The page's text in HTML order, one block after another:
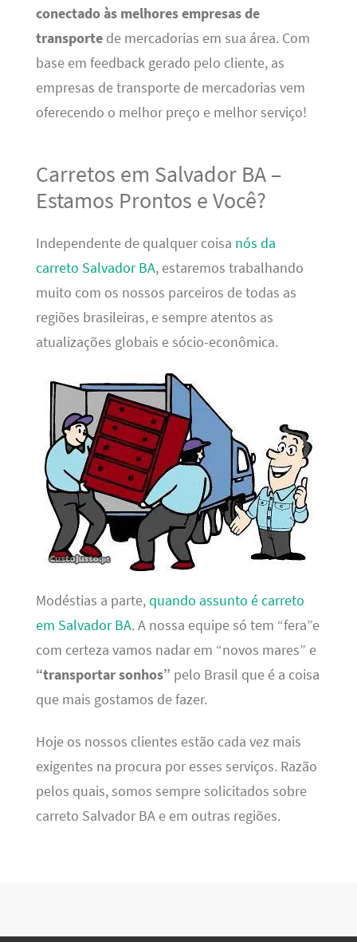
conectado às melhores empresas de
transportede mercadorias em sua área. Com
base em feedback gerado pelo cliente, as
empresas de transporte de mercadorias vem
oferecendo o melhor preço e melhor serviço!
Carretos em Salvador BA –
Estamos Prontos e Você?
Independente de qualquer coisa nós da
carreto Salvador BA, estaremos trabalhando
muito com os nossos parceiros de todas as
regiões brasileiras, e sempre atentos as
atualizações globais e sócio-econômica.
Modéstias a parte,quando assunto é carreto
em Salvador BA. A nossa equipe só tem “fera”e
com certeza vamos nadar em “novos mares” e
“transportar sonhos” pelo Brasil que é a coisa
que mais gostamos de fazer.
Hoje os nossos clientes estão cada vez mais
exigentes na procura por esses serviços. Razão
pelos quais, somos sempre solicitados sobre
carreto Salvador BA e em outras regiões.